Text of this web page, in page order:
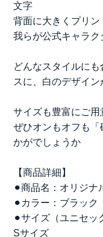
文字
背面に大きくプリン
我らが公式キャラ
どんなスタイルに
スに、白のデザイン
サイズも豊富にご用
ぜひオンもオフも
かがでしょうか
【商品詳細】
⚫︎商品名：オリジナ
⚫︎カラー：ブラック
⚫︎サイズ（ユニセッ
Sサイズ